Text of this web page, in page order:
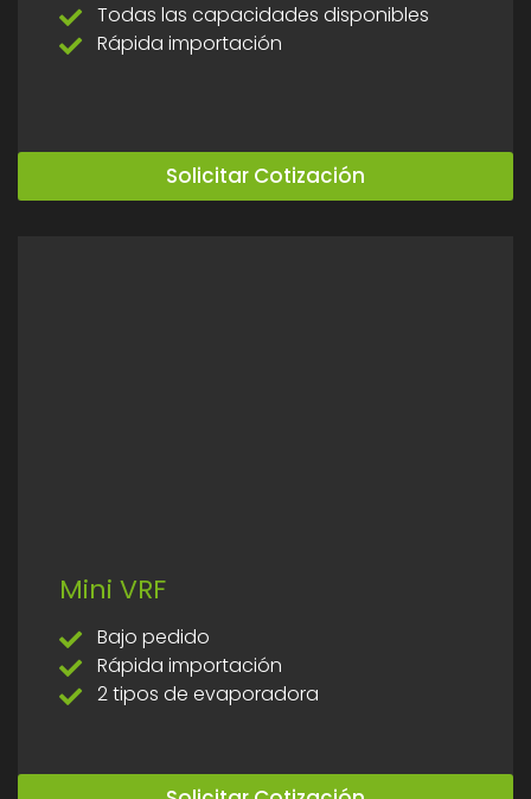
Todas las capacidades disponibles
Rápida importación
Solicitar Cotización
Mini VRF
Bajo pedido
Rápida importación
2 tipos de evaporadora